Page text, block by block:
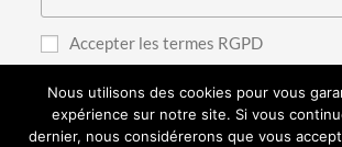
Accepter les termes RGPD
Nous utilisons des cookies pour vous
expérience sur notre site. Si vous
dernier, nous considérerons que vous